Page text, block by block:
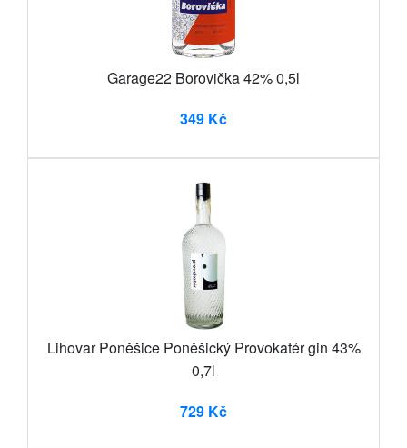
Garage22 Borovička 42% 0,5l
349 Kč
Lihovar Poněšice Poněšický Provokatér gin 43%
0,7l
729 Kč